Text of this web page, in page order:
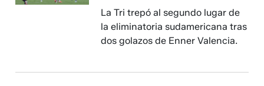
La Tri trepó al segundo lugar de
la eliminatoria sudamericana tras
dos golazos de Enner Valencia.